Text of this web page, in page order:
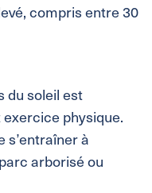
compris entre 30
du soleil est
physique.
s’entraîner à
arborisé ou